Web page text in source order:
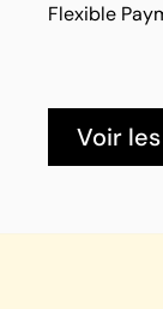
Flexible
Voir